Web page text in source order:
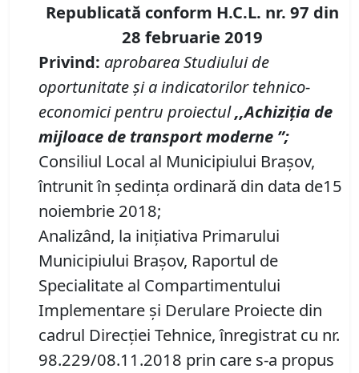
Republicată conform H.C.L. nr. 97 din
28 februarie 2019
Privind: aprobarea Studiului de
oportunitate şi a indicatorilor tehnico-
economici pentru proiectul,,Achiziţia de
mijloace de transport moderne ”;
Consiliul Local al Municipiului Braşov,
întrunit în şedinţa ordinară din data de15
noiembrie 2018;
Analizând, la iniţiativa Primarului
Municipiului Braşov, Raportul de
Specialitate al Compartimentului
Implementare şi Derulare Proiecte din
cadrul Direcţiei Tehnice, înregistrat cu nr.
98.229/08.11.2018 prin care s-a propus